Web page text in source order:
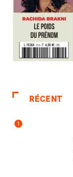
RÉCENT
1